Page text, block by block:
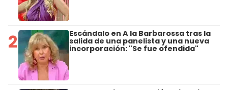
2 Escándalo en A la Barbarossa tras la
salida de una panelista y una nueva
incorporación: "Se fue ofendida"